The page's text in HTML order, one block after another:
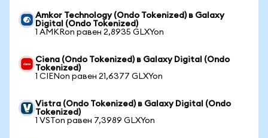
Amkor Technology (Ondo Tokenized) в Galaxy
Digital (Ondo Tokenized)
1 AMKRon равен 2,8935 GLXYon
Ciena (Ondo Tokenized) в Galaxy Digital (Ondo
Tokenized)
1 CIENon равен 21,6377 GLXYon
Vistra (Ondo Tokenized) в Galaxy Digital (Ondo
Tokenized)
1 VSTon равен 7,3989 GLXYon